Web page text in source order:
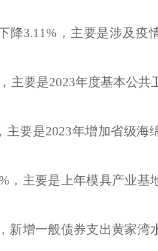
降3.11%，主要是涉及疫
主要是2023年度基本公共
要是2023年增加省级海
，主要是上年模具产业基
新增一般债券支出黄家湾